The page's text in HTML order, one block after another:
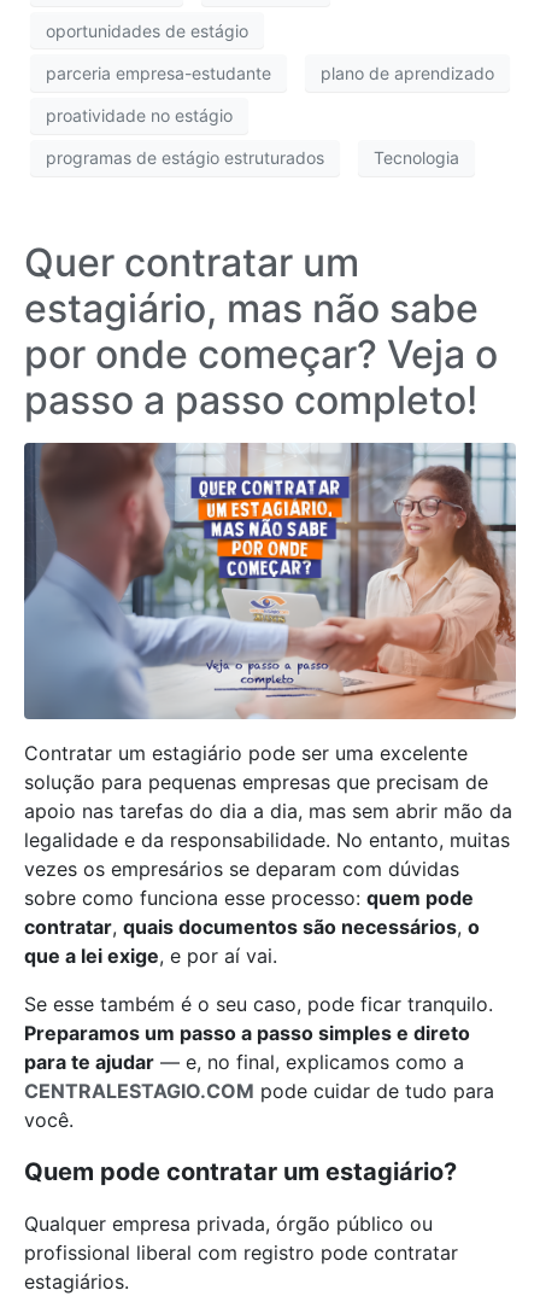
oportunidades de estágio
parceria empresa-estudante plano de aprendizado
proatividade no estágio
programas de estágio estruturados Tecnologia
Quer contratar um
estagiário, mas não sabe
por onde começar? Veja o
passo a passo completo!
Contratar um estagiário pode ser uma excelente
solução para pequenas empresas que precisam de
apoio nas tarefas do dia a dia, mas sem abrir mão da
legalidade e da responsabilidade. No entanto, muitas
vezes os empresários se deparam com dúvidas
sobre como funciona esse processo: quem pode
contratar, quais documentos são necessários, o
que a lei exige, e por aí vai.
Se esse também é o seu caso, pode ficar tranquilo.
Preparamos um passo a passo simples e direto
para te ajudar — e, no final, explicamos como a
CENTRALESTAGIO.COM pode cuidar de tudo para
você.
Quem pode contratar um estagiário?
Qualquer empresa privada, órgão público ou
profissional liberal com registro pode contratar
estagiários.